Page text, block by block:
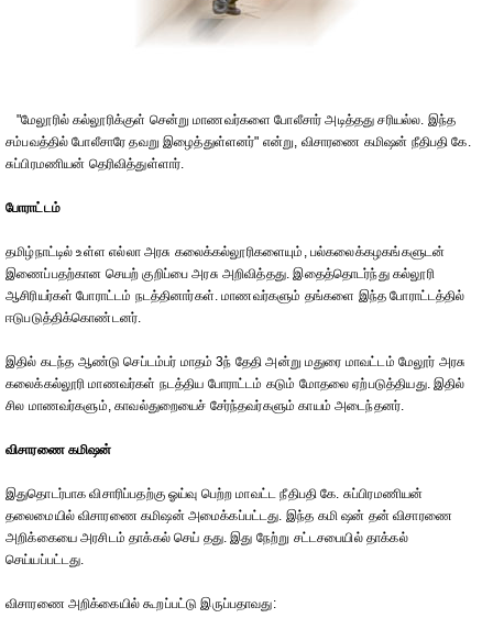
"மேலூரில் கல்லூரிக்குள் சென்று மாணவர்களை போலீசார் அடித்தது சரியல்ல. இந்த
சம்பவத்தில் போலீசாரே தவறு இழைத்துள்ளனர்" என்று, விசாரணை கமிஷன் நீதிபதி கே.
சுப்பிரமணியன் தெரிவித்துள்ளார்.
போராட்டம்
தமிழ்நாட்டில் உள்ள எல்லா அரசு கலைக்கல்லூரிகளையும், பல்கலைக்கழகங்களுடன்
இணைப்பதற்கான செயற் குறிப்பை அரசு அறிவித்தது. இதைத்தொடர்ந்து கல்லூரி
ஆசிரியர்கள் போராட்டம் நடத்தினார்கள். மாணவர்களும் தங்களை இந்த போராட்டத்தில்
ஈடுபடுத்திக்கொண்டனர்.
இதில் கடந்த ஆண்டு செப்டம்பர் மாதம் 3ந் தேதி அன்று மதுரை மாவட்டம் மேலூர் அரசு
கலைக்கல்லூரி மாணவர்கள் நடத்திய போராட்டம் கடும் மோதலை ஏற்படுத்தியது. இதில்
சில மாணவர்களும், காவல்துறையைச் சேர்ந்தவர்களும் காயம் அடைந்தனர்.
விசாரணை கமிஷன்
இதுதொடர்பாக விசாரிப்பதற்கு ஓய்வு பெற்ற மாவட்ட நீதிபதி கே. சுப்பிரமணியன்
தலைமையில் விசாரணை கமிஷன் அமைக்கப்பட்டது. இந்த கமி ஷன் தன் விசாரணை
அறிக்கையை அரசிடம் தாக்கல் செய் தது. இது நேற்று சட்டசபையில் தாக்கல்
செய்யப்பட்டது.
விசாரணை அறிக்கையில் கூறப்பட்டு இருப்பதாவது: